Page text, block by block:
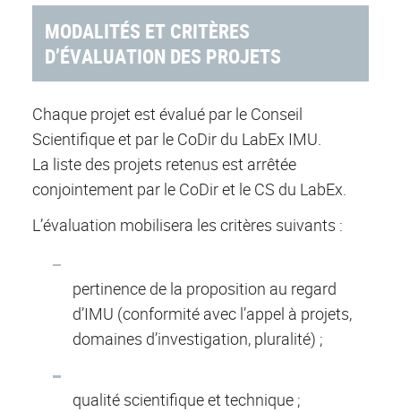
MODALITÉS ET CRITÈRES
D’ÉVALUATION DES PROJETS
Chaque projet est évalué par le Conseil
Scientifique et par le CoDir du LabEx IMU.
La liste des projets retenus est arrêtée
conjointement par le CoDir et le CS du LabEx.
L’évaluation mobilisera les critères suivants :
pertinence de la proposition au regard
d’IMU (conformité avec l’appel à projets,
domaines d’investigation, pluralité) ;
qualité scientifique et technique ;